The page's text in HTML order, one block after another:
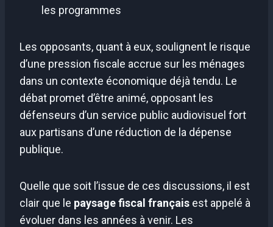
les programmes
Les opposants, quant à eux, soulignent le risque
d’une pression fiscale accrue sur les ménages
dans un contexte économique déjà tendu. Le
débat promet d’être animé, opposant les
défenseurs d’un service public audiovisuel fort
aux partisans d’une réduction de la dépense
publique.
Quelle que soit l’issue de ces discussions, il est
clair que le paysage fiscal français est appelé à
évoluer dans les années à venir. Les